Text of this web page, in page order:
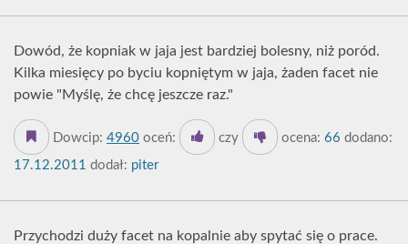
Dowód, że kopniak w jaja jest bardziej bolesny, niż poród.
Kilka miesięcy po byciu kopniętym w jaja, żaden facet nie
powie "Myślę, że chcę jeszcze raz."
Dowcip: 4960 oceń: czy ocena: 66 dodano:
17.12.2011 dodał: piter
Przychodzi duży facet na kopalnie aby spytać się o prace.